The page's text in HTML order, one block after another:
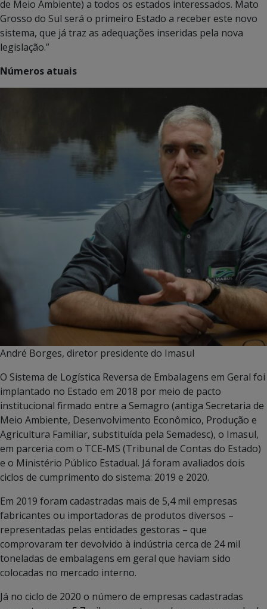
de Meio Ambiente) a todos os estados interessados. Mato
Grosso do Sul será o primeiro Estado a receber este novo
sistema, que já traz as adequações inseridas pela nova
legislação.”
Números atuais
André Borges, diretor presidente do Imasul
O Sistema de Logística Reversa de Embalagens em Geral foi
implantado no Estado em 2018 por meio de pacto
institucional firmado entre a Semagro (antiga Secretaria de
Meio Ambiente, Desenvolvimento Econômico, Produção e
Agricultura Familiar, substituída pela Semadesc), o Imasul,
em parceria com o TCE-MS (Tribunal de Contas do Estado)
e o Ministério Público Estadual. Já foram avaliados dois
ciclos de cumprimento do sistema: 2019 e 2020.
Em 2019 foram cadastradas mais de 5,4 mil empresas
fabricantes ou importadoras de produtos diversos –
representadas pelas entidades gestoras – que
comprovaram ter devolvido à indústria cerca de 24 mil
toneladas de embalagens em geral que haviam sido
colocadas no mercado interno.
Já no ciclo de 2020 o número de empresas cadastradas